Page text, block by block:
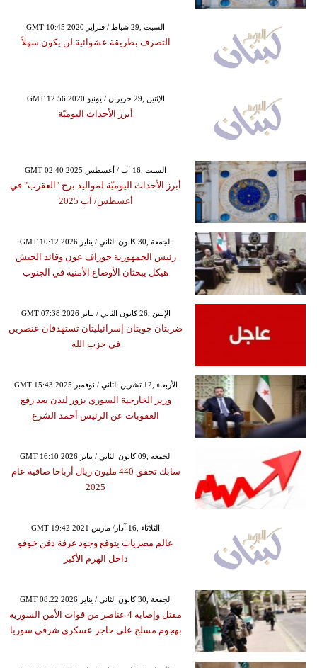
GMT 10:45 2020 السبت ,29 شباط / فبراير
التصرف بطريقة عشوائية لن يكون سهلاً
GMT 12:56 2020 الإثنين ,29 حزيران / يونيو
أبرز الأحداث اليوميّة
GMT 02:40 2025 السبت ,16 آب / أغسطس
أبرز الأحداث اليوميّة لمواليد برج "العقرب" في
أغسطس/ آب 2025
GMT 10:12 2026 الجمعة ,30 كانون الثاني / يناير
رئيس الجمهورية جوزاف عون وقائد الجيش
هيكل يبحثان الأوضاع الأمنية في الجنوب
GMT 07:38 2026 الإثنين ,26 كانون الثاني / يناير
ضربتان جويتان إسرائيليتان تستهدفان عنصرين
في حزب الله
GMT 15:43 2025 الأربعاء ,12 تشرين الثاني / نوفمبر
وزير الخارجية السوري يزور لندن بعد رفع
العقوبات عن الرئيس أحمد الشرع
GMT 16:10 2026 الجمعة ,09 كانون الثاني / يناير
سابك تحقق 440 مليون ريال أرباحا صافية عام
2025
GMT 19:42 2021 الثلاثاء ,16 آذار/ مارس
عالم مصريات يتوقع وجود غرفة دفن خوفو
داخل الهرم الأكبر
GMT 08:22 2026 الجمعة ,30 كانون الثاني / يناير
مقتل وإصابة 4 عناصر من قوات الأمن السورية
بهجوم مسلح على حاجز عسكري شرقي سوريا